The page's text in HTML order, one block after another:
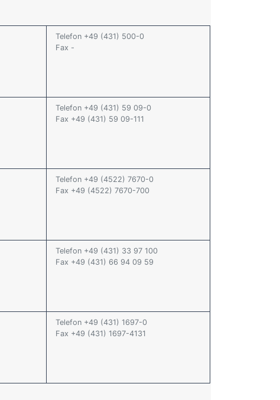
Telefon +49 (431) 500-0
Fax -
Telefon +49 (431) 59 09-0
Fax +49 (431) 59 09-111
Telefon +49 (4522) 7670-0
Fax +49 (4522) 7670-700
Telefon +49 (431) 33 97 100
Fax +49 (431) 66 94 09 59
Telefon +49 (431) 1697-0
Fax +49 (431) 1697-4131